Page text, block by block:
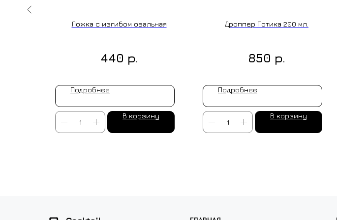
Ложка с изгибом овальная
440 р.
Подробнее
В корзину
Дроппер Готика 200 мл.
850 р.
Подробнее
В корзину
ИЗГОТОВЛЕНИЕ НА ЗАКАЗ